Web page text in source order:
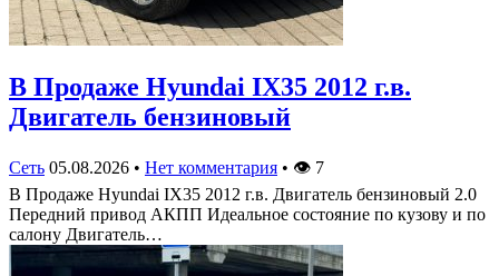
В Продаже Hyundai IX35 2012 г.в.
Двигатель бензиновый
Сеть 05.08.2026 • Нет комментария • 👁 7
В Продаже Hyundai IX35 2012 г.в. Двигатель бензиновый 2.0
Передний привод АКПП Идеальное состояние по кузову и по
салону Двигатель…